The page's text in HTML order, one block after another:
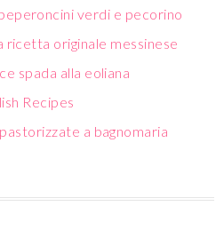
verdi e pecorino
ricetta originale messinese
spada alla eoliana
Recipes
a bagnomaria